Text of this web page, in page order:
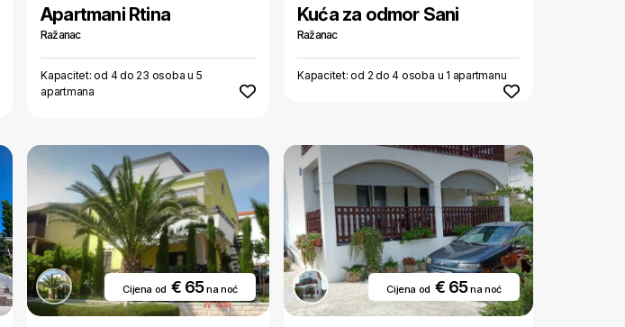
Apartmani Rtina
Ražanac
Kapacitet: od 4 do 23 osoba u 5
apartmana
Kuća za odmor Sani
Ražanac
Kapacitet: od 2 do 4 osoba u 1 apartmanu
Cijena od € 65na noć Cijena od € 65na noć